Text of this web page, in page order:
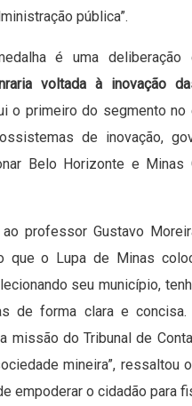
pública”.
é uma deliberação
voltada à inovação
o primeiro do segmento no
de inovação,
Belo Horizonte e
ao professor Gustavo
que o Lupa de Minas
seu município,
de forma clara e
missão do Tribunal de
mineira”, ressaltou
empoderar o cidadão para